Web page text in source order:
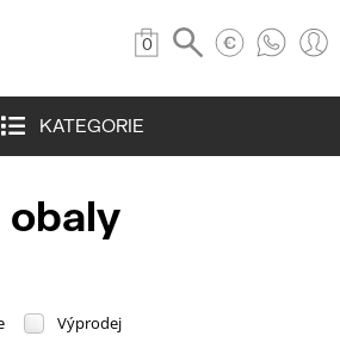
0
KATEGORIE
obaly
Výprodej